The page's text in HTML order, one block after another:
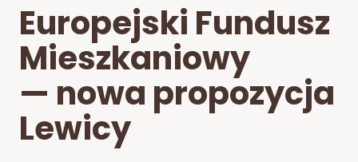
Europejski Fundusz
Mieszkaniowy
— nowa propozycja
Lewicy